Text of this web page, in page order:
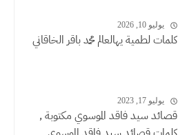
يوليو 10, 2026
كلمات لطمية يهالعالم محمد باقر الخاقاني
يوليو 17, 2023
قصائد سيد فاقد الموسوي مكتوبة ,